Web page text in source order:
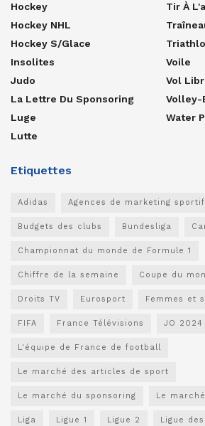
Hockey
Hockey NHL
Hockey S/glace
Insolites
Judo
La Lettre Du Sponsoring
Luge
Lutte
Tir À
Voile
Vol
Volley-
Water
Etiquettes
Adidas Agences de marketing sportif
Budgets des clubs Bundesliga
Championnat du monde de Formule 1
Chiffre de la semaine Coupe du
Droits TV Eurosport Femmes et
FIFA France Télévisions JO 2024
L'équipe de France de football
Le marché des articles de sport
Le marché du sponsoring Le
Liga Ligue 1 Ligue 2 Ligue